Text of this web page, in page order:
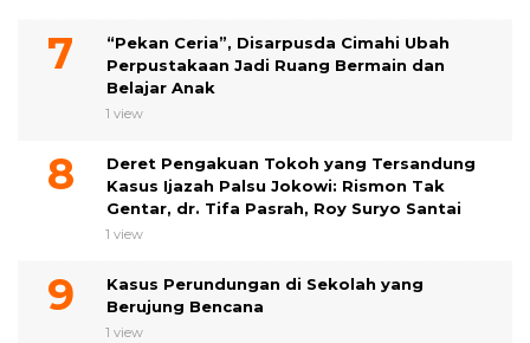
“Pekan Ceria”, Disarpusda Cimahi Ubah
Perpustakaan Jadi Ruang Bermain dan
Belajar Anak
1 view
Deret Pengakuan Tokoh yang Tersandung
Kasus Ijazah Palsu Jokowi: Rismon Tak
Gentar, dr. Tifa Pasrah, Roy Suryo Santai
1 view
Kasus Perundungan di Sekolah yang
Berujung Bencana
1 view